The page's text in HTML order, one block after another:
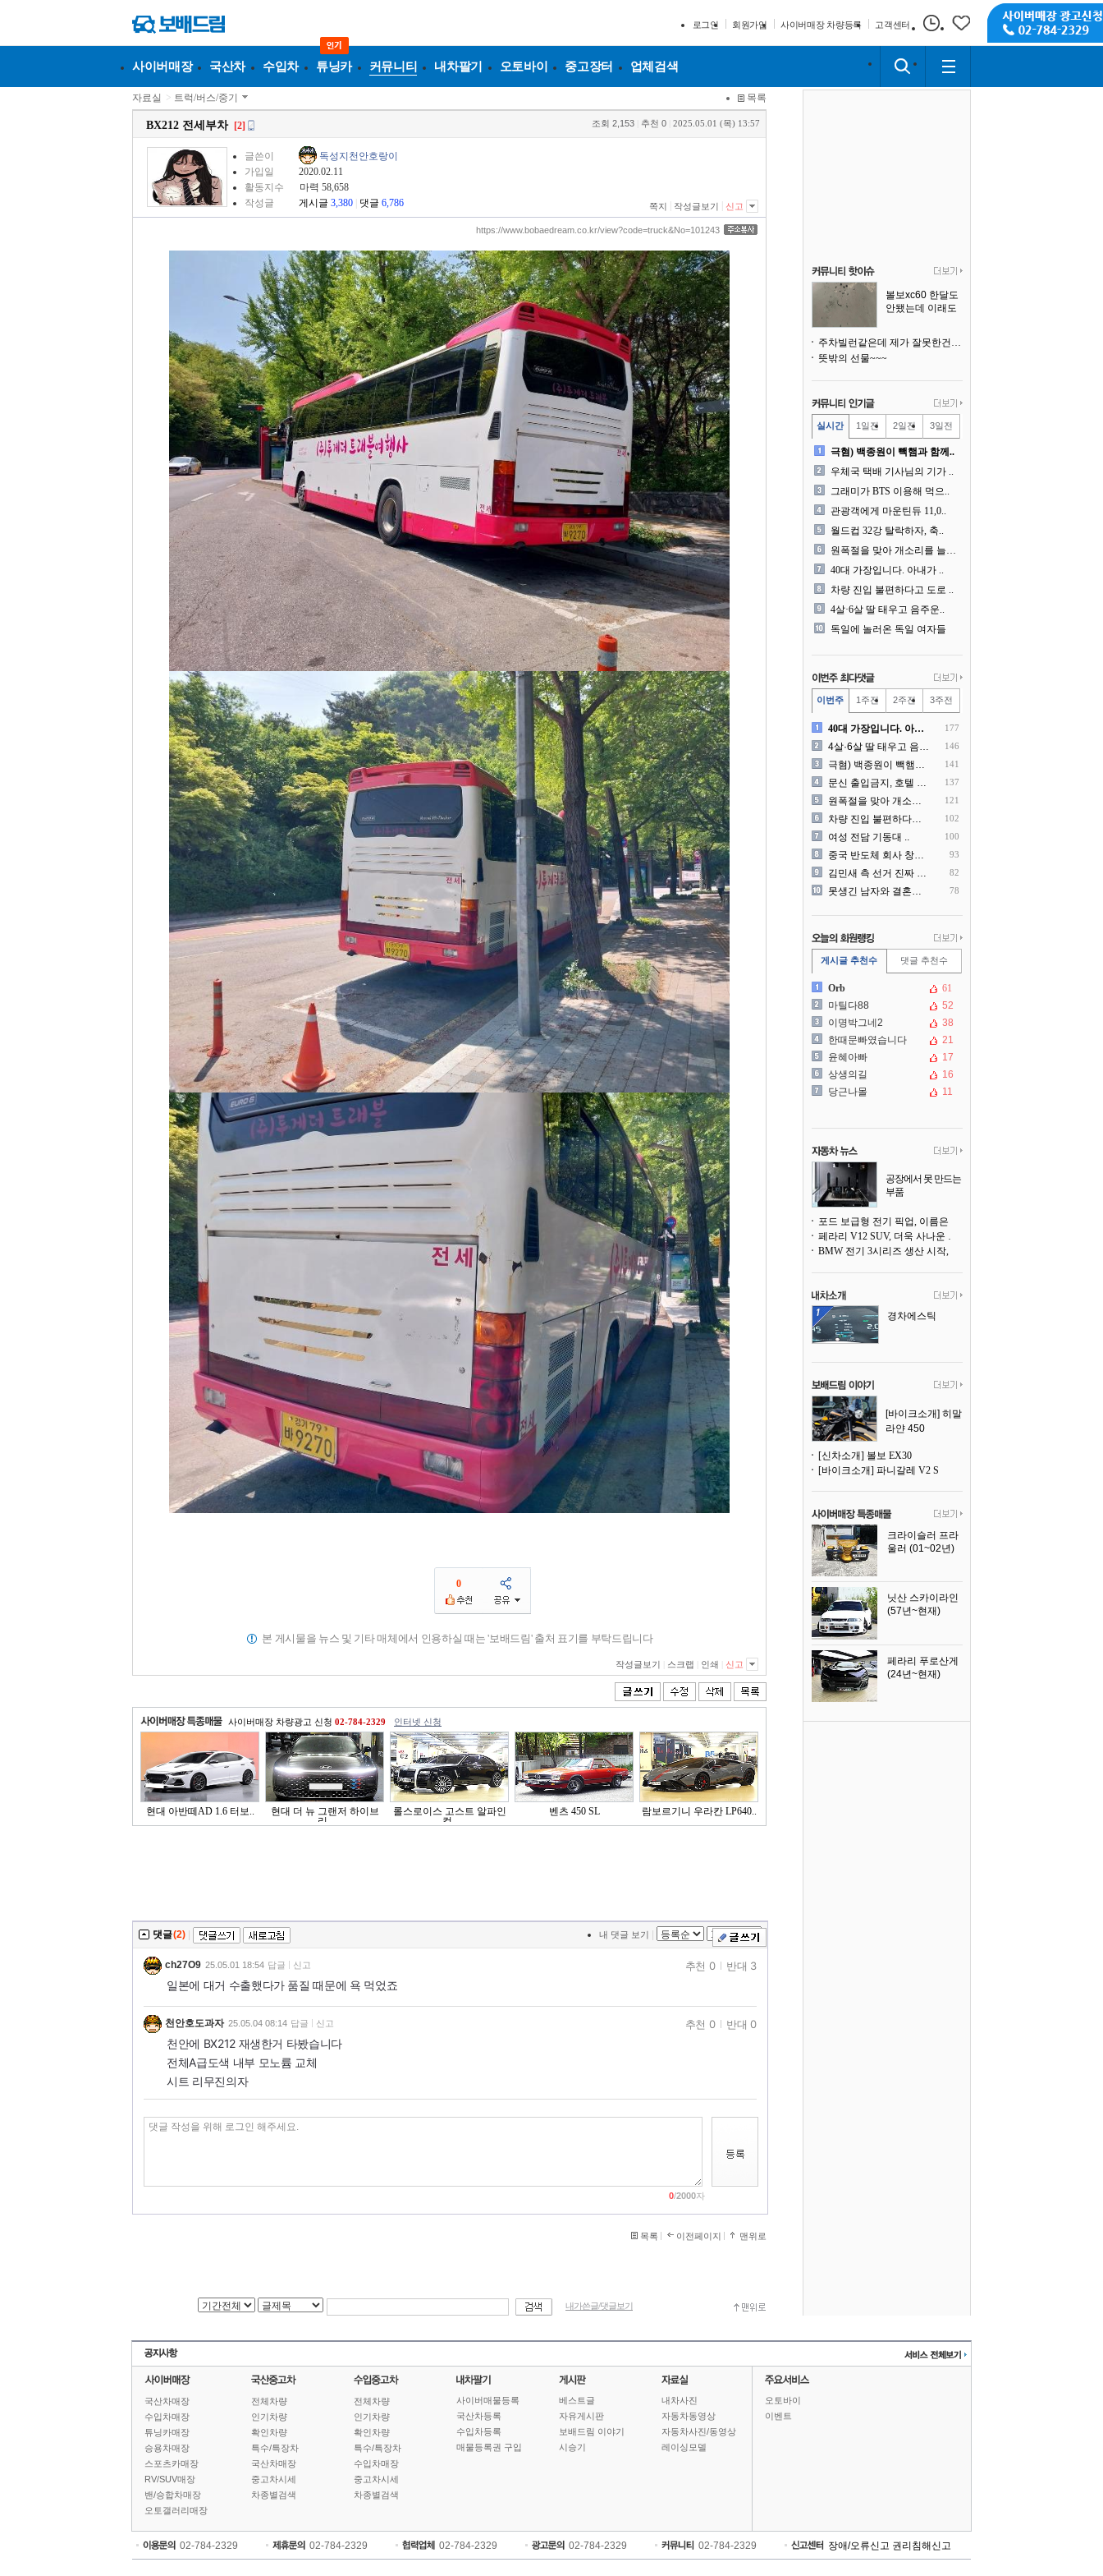
로그인 회원가입 사이버매장 차량등록 고객센터
사이버매장 국산차 수입차 튜닝카 커뮤니티 내차팔기 오토바이 중고장터 업체검색
자료실 > 트럭/버스/중기 목록
BX212 전세부차 [2] 조회 2,153 추천 0 2025.05.01 (목) 13:57
글쓴이
독성지천안호랑이
가입일
2020.02.11
활동지수
마력 58,658
작성글
게시글 3,380 댓글 6,786 쪽지 작성글보기 신고
https://www.bobaedream.co.kr/view?code=truck&No=101243
0
본 게시물을 뉴스 및 기타 매체에서 인용하실 때는 '보배드림' 출처 표기를 부탁드립니다
작성글보기 스크랩 인쇄 신고
사이버매장 차량광고 신청 02-784-2329 인터넷 신청
현대 아반떼AD 1.6 터보..
현대 더 뉴 그랜저 하이브
리..
롤스로이스 고스트 알파인
컬..
벤츠 450 SL 람보르기니 우라칸 LP640..
댓글(2) | 내 댓글 보기 |
ch27O9 25.05.01 18:54 답글 신고
일본에 대거 수출했다가 품질 때문에 욕 먹었죠
추천 0 반대 3
천안호도과자 25.05.04 08:14 답글 신고
천안에 BX212 재생한거 타봤습니다
전체A급도색 내부 모노륨 교체
시트 리무진의자
추천 0 반대 0
0/2000자
목록 이전페이지 맨위로
내가쓴글/댓글보기
볼보xc60 한달도
안됐는데 이래도
주차빌런같은데 제가 잘못한건가요
뜻밖의 선물~~~
실시간 1일전 2일전 3일전
극혐) 백종원이 빽햄과 함께..
우체국 택배 기사님의 기가 ..
그래미가 BTS 이용해 먹으..
관광객에게 마운틴듀 11,0..
월드컵 32강 탈락하자, 축..
원폭절을 맞아 개소리를 늘어..
40대 가장입니다. 아내가 ..
차량 진입 불편하다고 도로 ..
4살·6살 딸 태우고 음주운..
독일에 놀러온 독일 여자들
이번주 1주전 2주전 3주전
40대 가장입니다. 아내가 .. 177
4살·6살 딸 태우고 음주운.. 146
극혐) 백종원이 빽햄과 함께.. 141
문신 출입금지, 호텔 헬스장.. 137
원폭절을 맞아 개소리를 늘어.. 121
차량 진입 불편하다고 도로 .. 102
여성 전담 기동대 .. 100
중국 반도체 회사 창신메모리.. 93
김민새 측 선거 진짜 더럽게.. 82
못생긴 남자와 결혼해서 후회.. 78
게시글 추천수 댓글 추천수
Orb
61
마틸다88
52
이명박그네2
38
한때문빠였습니다
21
윤혜아빠
17
상생의길
16
당근나몰
11
공장에서 못 만드는
부품
어낸다
페라리 V12 SUV, 더욱 사나운 얼굴로 돌아온다
경차에스틱
[바이크소개] 히말
라얀 450
[신차소개] 볼보 EX30
[바이크소개] 파니갈레 V2 S
크라이슬러 프라
울러 (01~02년)
닛산 스카이라인
(57년~현재)
페라리 푸로산게
(24년~현재)
국산차매장
수입차매장
튜닝카매장
승용차매장
스포츠카매장
RV/SUV매장
밴/승합차매장
오토갤러리매장
전체차량
인기차량
확인차량
특수/특장차
국산차매장
중고차시세
차종별검색
전체차량
인기차량
확인차량
특수/특장차
수입차매장
중고차시세
차종별검색
사이버매물등록
국산차등록
수입차등록
매물등록권 구입
베스트글
자유게시판
보배드림 이야기
시승기
내차사진
자동차동영상
자동차사진/동영상
레이싱모델
오토바이
이벤트
02-784-2329 02-784-2329 02-784-2329 02-784-2329 02-784-2329 장애/오류신고 권리침해신고